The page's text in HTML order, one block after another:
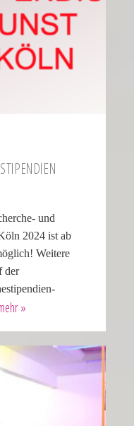
und
2024 ist ab
Weitere
der